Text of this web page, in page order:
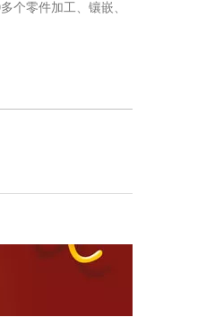
个零件加工、镶嵌、